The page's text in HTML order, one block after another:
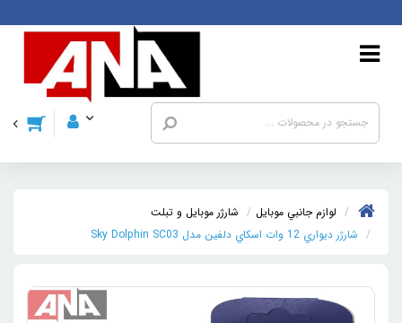
لوازم جانبي موبایل
شارژر موبایل و تبلت
شارژر ديواري 12 وات اسکاي دلفين مدل Sky Dolphin SC03